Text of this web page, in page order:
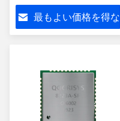
100%元の状態
最もよい価格を得な